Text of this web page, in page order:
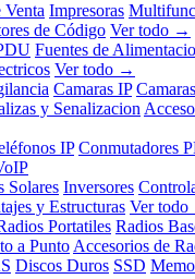
Impresoras
de Código Ver todo →
Fuentes de
Ver todo →
Camaras IP
y Senalizacion
IP Conmutadores
Solares Inversores
y Estructuras Ver
Portatiles Radios
a Punto Accesorios de
Discos Duros SSD